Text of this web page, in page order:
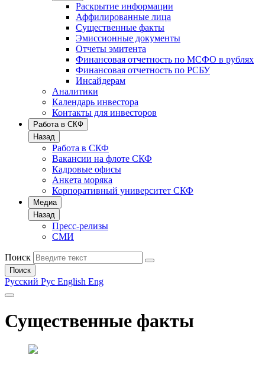
Раскрытие информации
Аффилированные лица
Существенные факты
Эмиссионные документы
Отчеты эмитента
Финансовая отчетность по МСФО в рублях
Финансовая отчетность по РСБУ
Инсайдерам
Аналитики
Календарь инвестора
Контакты для инвесторов
Работа в СКФ
Назад
Работа в СКФ
Вакансии на флоте СКФ
Кадровые офисы
Анкета моряка
Корпоративный университет СКФ
Медиа
Назад
Пресс-релизы
СМИ
Поиск
Поиск
Русский Рус English Eng
Существенные факты